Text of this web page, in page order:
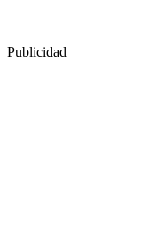
Publicidad